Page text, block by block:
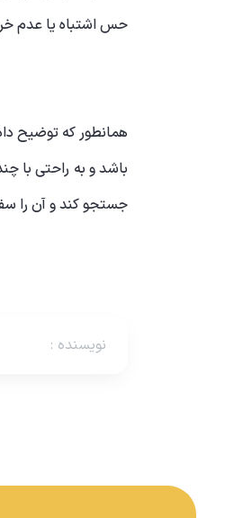
حس اشتباه یا عدم
همانطور که توضیح
باشد و به راحتی با
جستجو کند و آن را
نویسنده :